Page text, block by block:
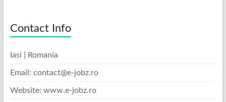
Contact Info
Iasi | Romania
Email: contact@e-jobz.ro
Website: www.e-jobz.ro